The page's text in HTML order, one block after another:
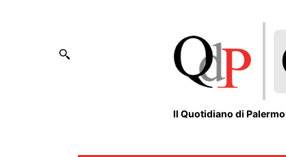
Il Quotidiano di Palermo